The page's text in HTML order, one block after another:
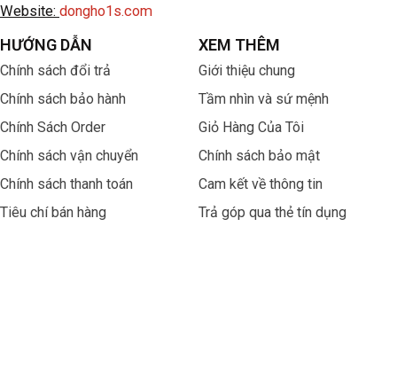
Website: dongho1s.com
HƯỚNG DẪN
Chính sách đổi trả
Chính sách bảo hành
Chính Sách Order
Chính sách vận chuyển
Chính sách thanh toán
Tiêu chí bán hàng
XEM THÊM
Giới thiệu chung
Tầm nhìn và sứ mệnh
Giỏ Hàng Của Tôi
Chính sách bảo mật
Cam kết về thông tin
Trả góp qua thẻ tín dụng